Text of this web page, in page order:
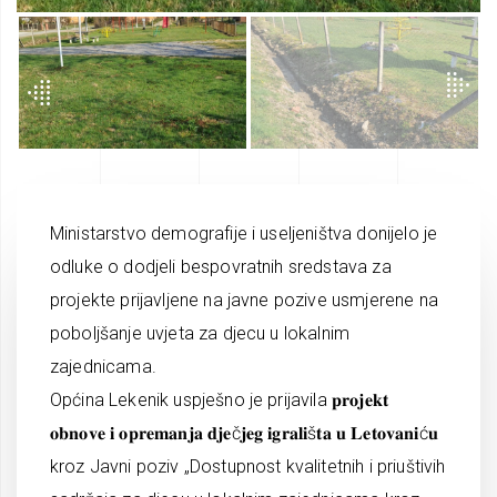
Ministarstvo demografije i useljeništva donijelo je
odluke o dodjeli bespovratnih sredstava za
projekte prijavljene na javne pozive usmjerene na
poboljšanje uvjeta za djecu u lokalnim
zajednicama.
Općina Lekenik uspješno je prijavila 𝐩𝐫𝐨𝐣𝐞𝐤𝐭
𝐨𝐛𝐧𝐨𝐯𝐞 𝐢 𝐨𝐩𝐫𝐞𝐦𝐚𝐧𝐣𝐚 𝐝𝐣𝐞č𝐣𝐞𝐠 𝐢𝐠𝐫𝐚𝐥𝐢š𝐭𝐚 𝐮 𝐋𝐞𝐭𝐨𝐯𝐚𝐧𝐢ć𝐮
kroz Javni poziv „Dostupnost kvalitetnih i priuštivih